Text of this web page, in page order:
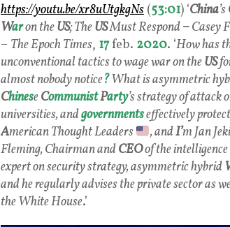
https://youtu.be/xr8uUtgkgNs (53:01) ‘China’s
Waron theUS; TheUSMust Respond–Casey
– The Epoch Times, 17feb. 2020. ‘How has
unconventional tactics to wage war on theUS
almost nobody notice?What is asymmetric
ChineseCommunistParty’s strategy of attack
universities, andgovernmentseffectively
American Thought Leaders , andI’m Jan
Fleming, Chairman andCEOof the
expert on security strategy, asymmetric hybrid
and he regularly advises the private sector as
the White House.’